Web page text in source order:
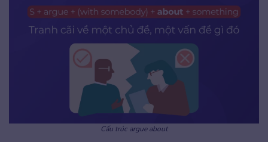
Cấu trúc argue about